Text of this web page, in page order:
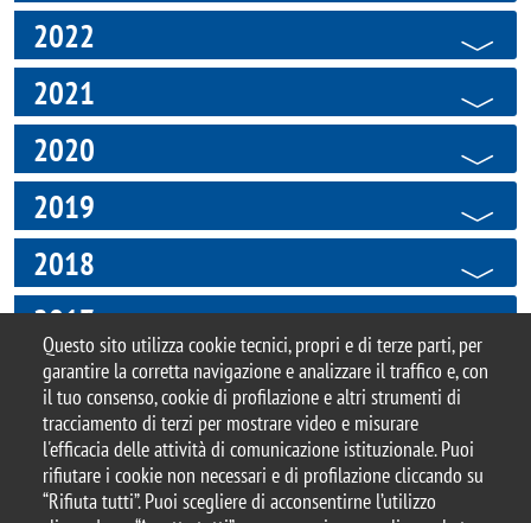
Questo sito utilizza cookie tecnici, propri e di terze parti, per
garantire la corretta navigazione e analizzare il traffico e, con
il tuo consenso, cookie di profilazione e altri strumenti di
tracciamento di terzi per mostrare video e misurare
l'efficacia delle attività di comunicazione istituzionale. Puoi
rifiutare i cookie non necessari e di profilazione cliccando su
“Rifiuta tutti”. Puoi scegliere di acconsentirne l’utilizzo
2022
2021
2020
2019
2018
2017
© 2025 Università degli Studi di Milano-Bicocca
Piazza dell'Ateneo Nuovo, 1 - 20126, Milano
Casella PEC:ateneo.bicocca@pec.unimib.it
P.I. 12621570154 |